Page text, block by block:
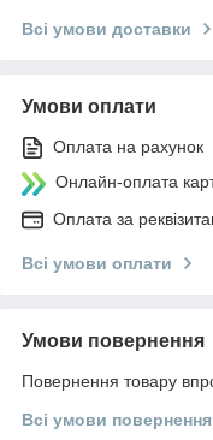
Всі умови доставки
Умови оплати
Оплата на рахунок
Онлайн-оплата
Оплата за
Всі умови оплати
Умови повернення
Повернення товару
Всі умови повернення